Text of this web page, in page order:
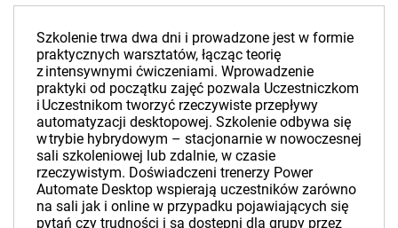
Szkolenie trwa dwa dni i prowadzone jest w formie
praktycznych warsztatów, łącząc teorię
z intensywnymi ćwiczeniami. Wprowadzenie
praktyki od początku zajęć pozwala Uczestniczkom
i Uczestnikom tworzyć rzeczywiste przepływy
automatyzacji desktopowej. Szkolenie odbywa się
w trybie hybrydowym – stacjonarnie w nowoczesnej
sali szkoleniowej lub zdalnie, w czasie
rzeczywistym. Doświadczeni trenerzy Power
Automate Desktop wspierają uczestników zarówno
na sali jak i online w przypadku pojawiających się
pytań czy trudności i są dostępni dla grupy przez